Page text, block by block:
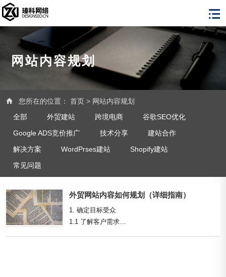
网站内容规划
您所在的位置： 首页 > 网站内容规划
全部
外贸建站 跨境电商
谷歌SEO优化
Google ADS竞价推广
技术分享
建站合作
解决方案
WordPrses建站
Shopify建站
常见问题
外贸网站内容如何规划（详细指南）
1. 确定目标受众
1.1 了解客户需求